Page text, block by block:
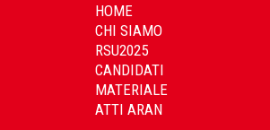
HOME
CHI SIAMO
RSU2025
CANDIDATI
MATERIALE
ATTI ARAN